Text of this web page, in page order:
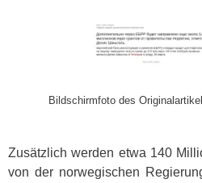
Bildschirmfoto des
Zusätzlich werden etwa 140
von der norwegischen